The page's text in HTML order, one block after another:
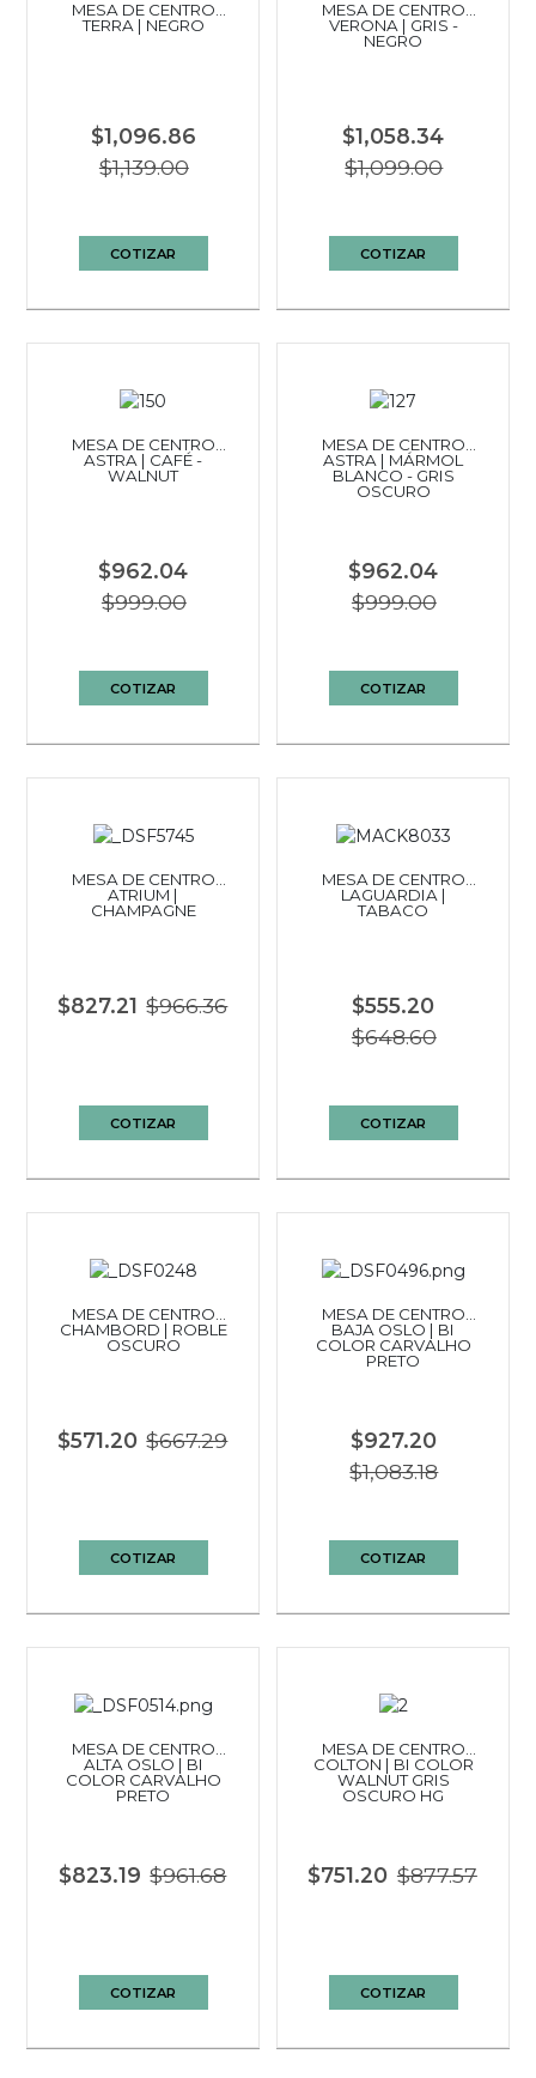
MESA DE CENTRO
TERRA | NEGRO
$1,096.86
$1,139.00
COTIZAR
MESA DE CENTRO
VERONA | GRIS -
NEGRO
$1,058.34
$1,099.00
COTIZAR
MESA DE CENTRO
ASTRA | CAFÉ -
WALNUT
$962.04
$999.00
COTIZAR
MESA DE CENTRO
ASTRA | MÁRMOL
BLANCO - GRIS
OSCURO
$962.04
$999.00
COTIZAR
MESA DE CENTRO
ATRIUM |
CHAMPAGNE
$827.21 $966.36
COTIZAR
MESA DE CENTRO
LAGUARDIA |
TABACO
$555.20
$648.60
COTIZAR
MESA DE CENTRO
CHAMBORD | ROBLE
OSCURO
$571.20 $667.29
COTIZAR
MESA DE CENTRO
BAJA OSLO | BI
COLOR CARVALHO
PRETO
$927.20
$1,083.18
COTIZAR
MESA DE CENTRO
ALTA OSLO | BI
COLOR CARVALHO
PRETO
$823.19 $961.68
COTIZAR
MESA DE CENTRO
COLTON | BI COLOR
WALNUT GRIS
OSCURO HG
$751.20 $877.57
COTIZAR